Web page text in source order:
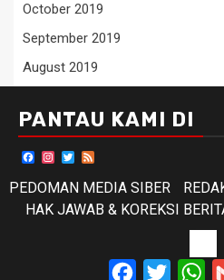
October 2019
September 2019
August 2019
PANTAU KAMI DI
Facebook
Instagram
Twitter
PEDOMAN MEDIA SIBER
HAK JAWAB & KOREKSI
Facebook
Twitter